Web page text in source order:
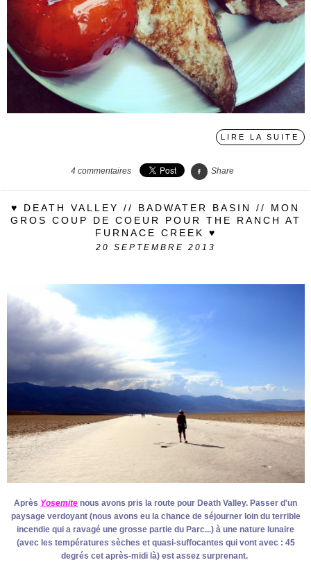
LIRE LA SUITE
4 commentaires Share
♥ DEATH VALLEY // BADWATER BASIN // MON
GROS COUP DE COEUR POUR THE RANCH AT
FURNACE CREEK ♥
20 SEPTEMBRE 2013
Après Yosemite nous avons pris la route pour Death Valley. Passer d'un
paysage verdoyant (nous avons eu la chance de séjourner loin du terrible
incendie qui a ravagé une grosse partie du Parc...) à une nature lunaire
(avec les températures sèches et quasi-suffocantes qui vont avec : 45
degrés cet après-midi là) est assez surprenant.